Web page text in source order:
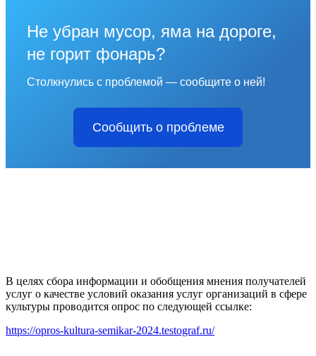
Не убран мусор, яма на дороге,
не горит фонарь?
Столкнулись с проблемой — сообщите о ней!
Сообщить о проблеме
В целях сбора информации и обобщения мнения получателей
услуг о качестве условий оказания услуг организаций в сфере
культуры проводится опрос по следующей ссылке:
https://opros-kultura-semikar-2024.testograf.ru/